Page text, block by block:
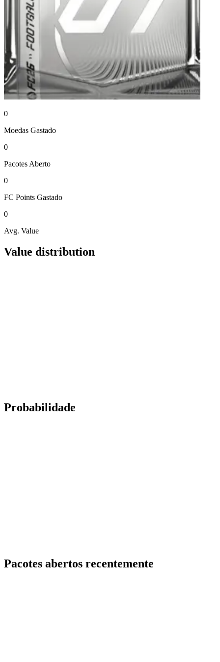
0
Moedas Gastado
0
Pacotes Aberto
0
FC Points Gastado
0
Avg. Value
Value distribution
Probabilidade
Pacotes abertos recentemente